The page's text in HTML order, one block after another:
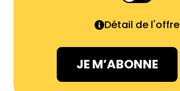
Détail de l'offre
JE M’ABONNE